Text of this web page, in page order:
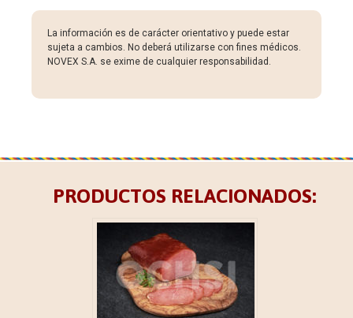
La información es de carácter orientativo y puede estar
sujeta a cambios. No deberá utilizarse con fines médicos.
NOVEX S.A. se exime de cualquier responsabilidad.
PRODUCTOS RELACIONADOS: